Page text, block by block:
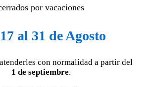
por vacaciones
al 31 de Agosto
con normalidad a partir del
1 de septiembre.